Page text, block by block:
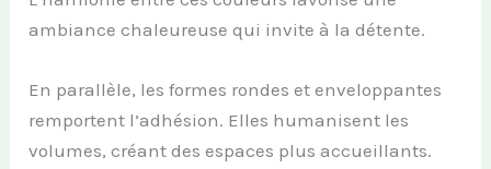
ambiance chaleureuse qui invite à la détente.
En parallèle, les formes rondes et enveloppantes
remportent l’adhésion. Elles humanisent les
volumes, créant des espaces plus accueillants.